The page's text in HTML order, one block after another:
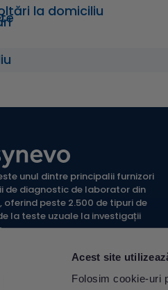
Acest site
Folosim cookie-uri
la domiciliu
unul dintre principalii furnizori
de diagnostic de laborator din
oferind peste 2.500 de tipuri de
la teste uzuale la investigații
website |